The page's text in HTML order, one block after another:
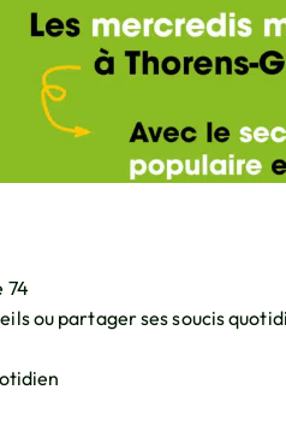
74
ou partager ses soucis